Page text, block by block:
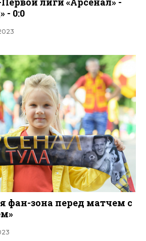
- 0:0
фан-зона перед матчем с